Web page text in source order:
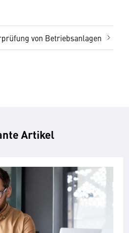
von Betriebsanlagen
Artikel